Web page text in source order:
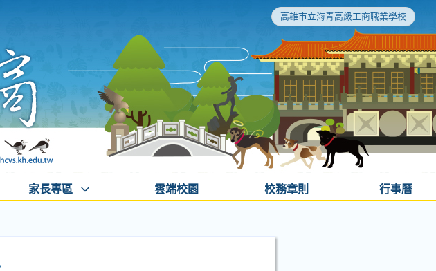
高雄市立海青高級工商職業學校
家長專區 雲端校園 校務章則 行事曆